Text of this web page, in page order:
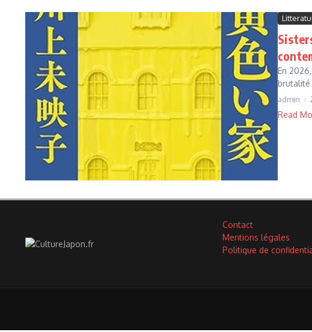
En
brutalité
admin
Read
Contact
Mentions légales
Politique de